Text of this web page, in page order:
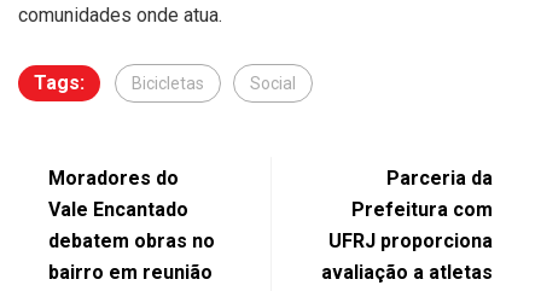
comunidades onde atua.
Tags: Bicicletas Social
Moradores do
Vale Encantado
debatem obras no
bairro em reunião
Parceria da
Prefeitura com
UFRJ proporciona
avaliação a atletas